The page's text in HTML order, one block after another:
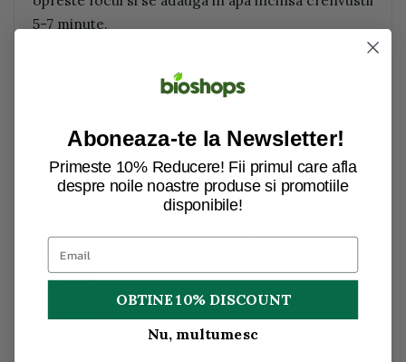
5-7 minute.
Tara de procesare: Germania
Ponderea ingredientelor organice: 100% organic
Sigiliul de stat: Sigla organica a UE
Adaugarea la tara a siglei UE: Agricultura UE /
agricultura non-UE
Ce standard este indeplinit: Standardul CEE
848/2018
Ingrediente:
Aboneaza-te la Newsletter!
Primeste 10% Reducere! Fii primul care afla
despre noile noastre produse si promotiile
disponibile!
OBTINE 10% DISCOUNT
Nu, multumesc